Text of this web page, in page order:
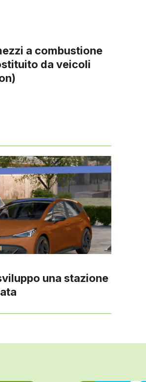
a combustione
da veicoli
una stazione